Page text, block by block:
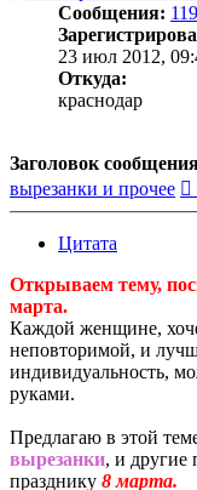
Сообщения:
23 июл 2012,
Откуда:
краснодар
Заголовок
вырезанки и прочее
Цитата
Открываем тему,
марта.
Каждой женщине,
неповторимой, и
индивидуальность,
руками.
Предлагаю в этой
вырезанки, и другие
празднику 8 марта.